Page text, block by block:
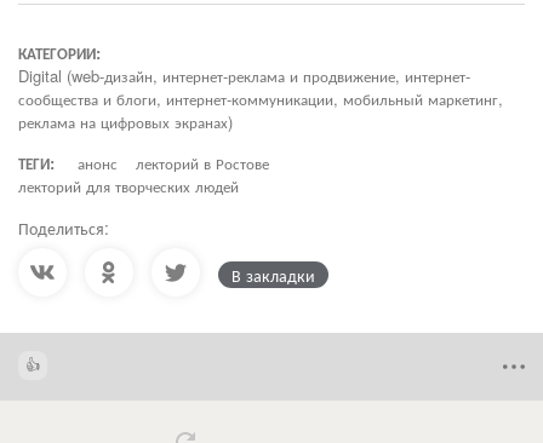
КАТЕГОРИИ:
Digital (web-дизайн, интернет-реклама и продвижение, интернет-
сообщества и блоги, интернет-коммуникации, мобильный маркетинг,
реклама на цифровых экранах)
ТЕГИ:
анонс
лекторий в Ростове
лекторий для творческих людей
Поделиться:
В закладки